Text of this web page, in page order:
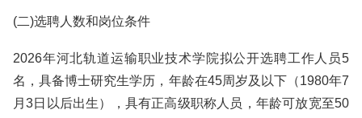
(二)选聘人数和岗位条件
2026年河北轨道运输职业技术学院拟公开选聘工作人员5
名，具备博士研究生学历，年龄在45周岁及以下（1980年7
月3日以后出生），具有正高级职称人员，年龄可放宽至50